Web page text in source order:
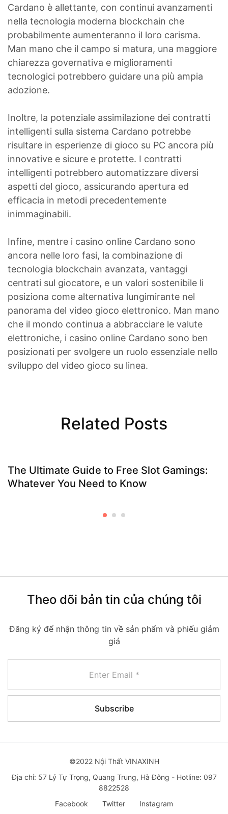
Cardano è allettante, con continui avanzamenti
nella tecnologia moderna blockchain che
probabilmente aumenteranno il loro carisma.
Man mano che il campo si matura, una maggiore
chiarezza governativa e miglioramenti
tecnologici potrebbero guidare una più ampia
adozione.
Inoltre, la potenziale assimilazione dei contratti
intelligenti sulla sistema Cardano potrebbe
risultare in esperienze di gioco su PC ancora più
innovative e sicure e protette. I contratti
intelligenti potrebbero automatizzare diversi
aspetti del gioco, assicurando apertura ed
efficacia in metodi precedentemente
inimmaginabili.
Infine, mentre i casino online Cardano sono
ancora nelle loro fasi, la combinazione di
tecnologia blockchain avanzata, vantaggi
centrati sul giocatore, e un valori sostenibile li
posiziona come alternativa lungimirante nel
panorama del video gioco elettronico. Man mano
che il mondo continua a abbracciare le valute
elettroniche, i casino online Cardano sono ben
posizionati per svolgere un ruolo essenziale nello
sviluppo del video gioco su linea.
Related Posts
The Ultimate Guide to Free Slot Gamings:
Whatever You Need to Know
Theo dõi bản tin của chúng tôi
Đăng ký để nhận thông tin về sản phẩm và phiếu giảm
giá
©2022 Nội Thất VINAXINH
Địa chỉ: 57 Lý Tự Trọng, Quang Trung, Hà Đông - Hotline: 097
8822528
Facebook
Twitter Instagram